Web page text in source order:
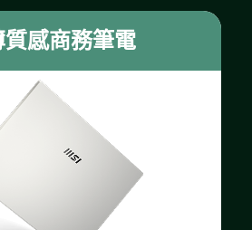
質感商務筆電